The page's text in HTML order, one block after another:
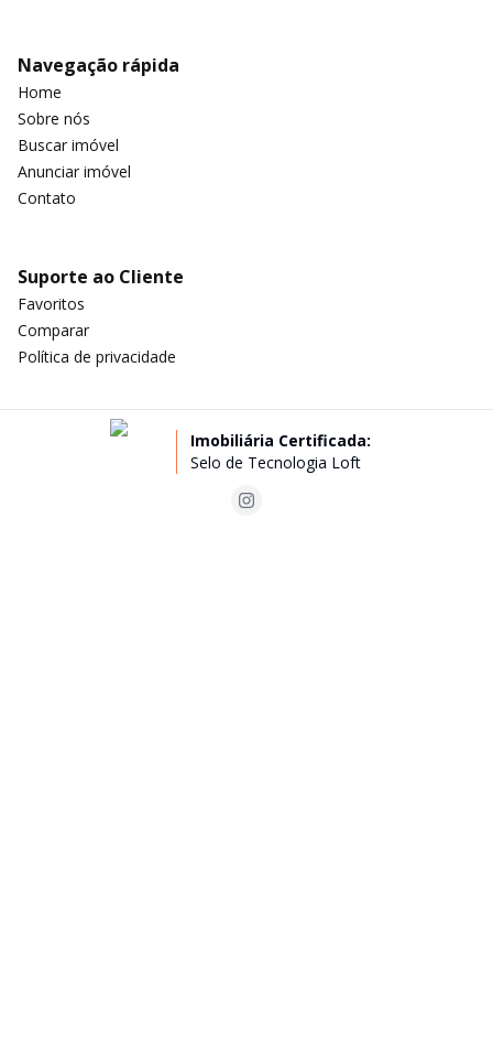
Navegação rápida
Home
Sobre nós
Buscar imóvel
Anunciar imóvel
Contato
Suporte ao Cliente
Favoritos
Comparar
Política de privacidade
Imobiliária Certificada:
Selo de Tecnologia Loft